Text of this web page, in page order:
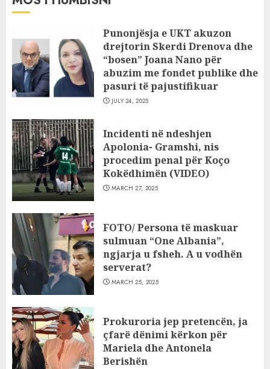
Punonjësja e UKT akuzon
drejtorin Skerdi Drenova dhe
“bosen” Joana Nano për
abuzim me fondet publike dhe
pasuri të pajustifikuar
JULY 24, 2025
Incidenti në ndeshjen
Apolonia- Gramshi, nis
procedim penal për Koço
Kokëdhimën (VIDEO)
MARCH 27, 2025
FOTO/ Persona të maskuar
sulmuan “One Albania”,
ngjarja u fsheh. A u vodhën
serverat?
MARCH 25, 2025
Prokuroria jep pretencën, ja
çfarë dënimi kërkon për
Mariela dhe Antonela
Berishën